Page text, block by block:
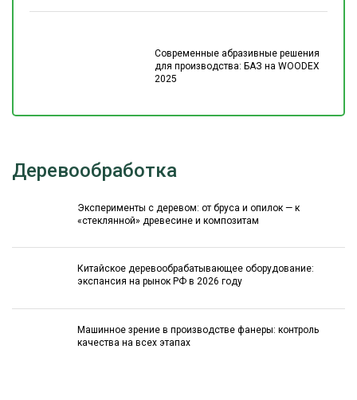
Современные абразивные решения
для производства: БАЗ на WOODEX
2025
Деревообработка
Эксперименты с деревом: от бруса и опилок — к
«стеклянной» древесине и композитам
Китайское деревообрабатывающее оборудование:
экспансия на рынок РФ в 2026 году
Машинное зрение в производстве фанеры: контроль
качества на всех этапах